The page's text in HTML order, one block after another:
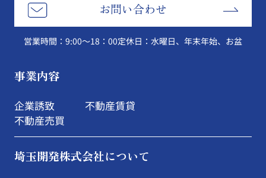
お問い合わせ
営業時間：9:00～18：00定休日：水曜日、年末年始、お盆
事業内容
企業誘致
不動産売買
不動産賃貸
埼玉開発株式会社について